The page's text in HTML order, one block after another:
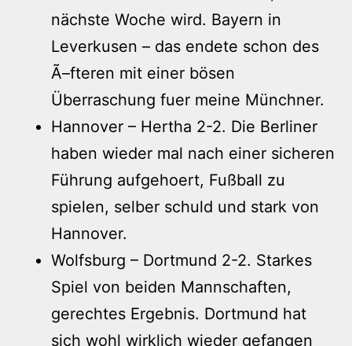
nächste Woche wird. Bayern in
Leverkusen – das endete schon des
Ã–fteren mit einer bösen
Überraschung fuer meine Münchner.
Hannover – Hertha 2-2. Die Berliner
haben wieder mal nach einer sicheren
Führung aufgehoert, Fußball zu
spielen, selber schuld und stark von
Hannover.
Wolfsburg – Dortmund 2-2. Starkes
Spiel von beiden Mannschaften,
gerechtes Ergebnis. Dortmund hat
sich wohl wirklich wieder gefangen